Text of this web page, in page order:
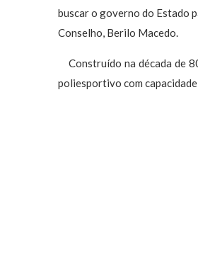
buscar o governo do Estado
Conselho, Berilo Macedo.
Construído na década de
poliesportivo com